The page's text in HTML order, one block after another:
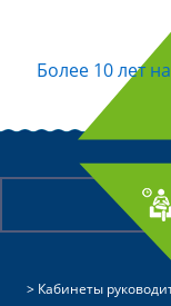
Более 10 лет
Кабинеты